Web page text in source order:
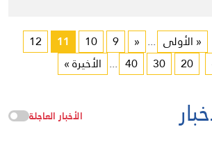
« الأولى ...
«
9
10
11
12
20
30
40
... الأخيرة »
الأخبار العاجلة